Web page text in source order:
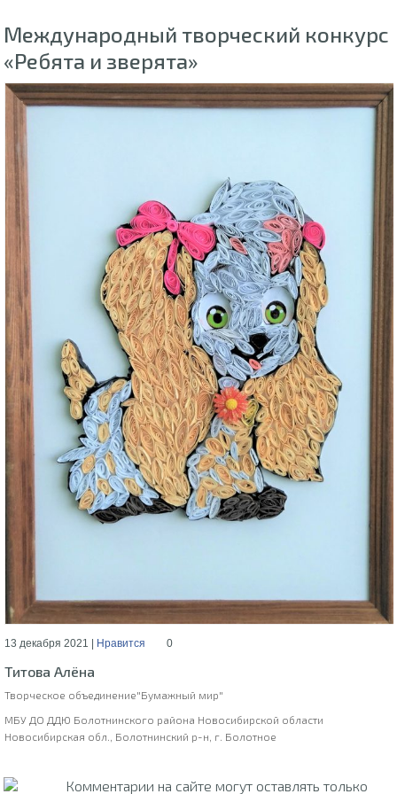
Международный творческий конкурс
«Ребята и зверята»
13 декабря 2021 | Нравится 0
Титова Алёна
Творческое объединение"Бумажный мир"
МБУ ДО ДДЮ Болотнинского района Новосибирской области
Новосибирская обл., Болотнинский р-н, г. Болотное
Комментарии на сайте могут оставлять только